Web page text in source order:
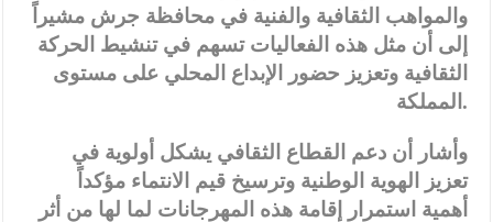
والمواهب الثقافية والفنية في محافظة جرش مشيراً
إلى أن مثل هذه الفعاليات تسهم في تنشيط الحركة
الثقافية وتعزيز حضور الإبداع المحلي على مستوى
المملكة.
وأشار أن دعم القطاع الثقافي يشكل أولوية في
تعزيز الهوية الوطنية وترسيخ قيم الانتماء مؤكداً
أهمية استمرار إقامة هذه المهرجانات لما لها من أثر